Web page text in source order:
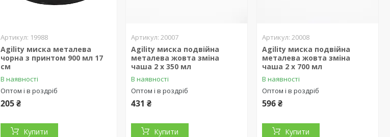
19988
Agility миска металева
чорна з принтом 900 мл 17
см
В наявності
Оптом і в роздріб
205 ₴
Купити
20007
Agility миска подвійна
металева жовта зміна
чаша 2 х 350 мл
В наявності
Оптом і в роздріб
431 ₴
Купити
20008
Agility миска подвійна
металева жовта зміна
чаша 2 х 700 мл
В наявності
Оптом і в роздріб
596 ₴
Купити